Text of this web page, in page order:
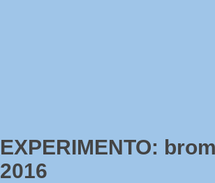
EXPERIMENTO:
2016